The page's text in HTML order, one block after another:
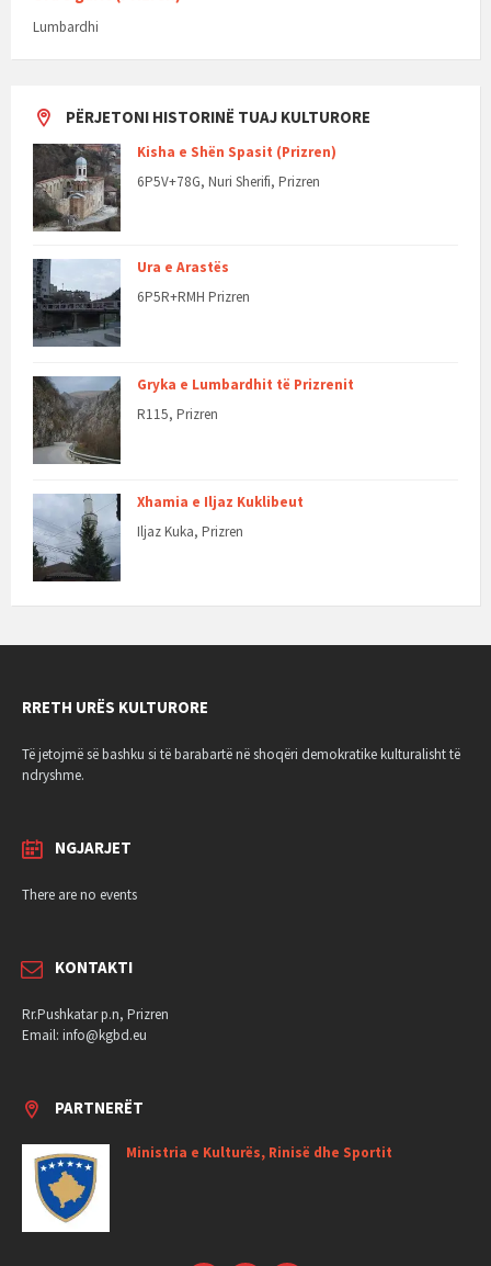
Lumbardhi
PËRJETONI HISTORINË TUAJ KULTURORE
Kisha e Shën Spasit (Prizren)
6P5V+78G, Nuri Sherifi, Prizren
Ura e Arastës
6P5R+RMH Prizren
Gryka e Lumbardhit të Prizrenit
R115, Prizren
Xhamia e Iljaz Kuklibeut
Iljaz Kuka, Prizren
RRETH URËS KULTURORE
Të jetojmë së bashku si të barabartë në shoqëri demokratike kulturalisht të
ndryshme.
NGJARJET
There are no events
KONTAKTI
Rr.Pushkatar p.n, Prizren
Email: info@kgbd.eu
PARTNERËT
Ministria e Kulturës, Rinisë dhe Sportit